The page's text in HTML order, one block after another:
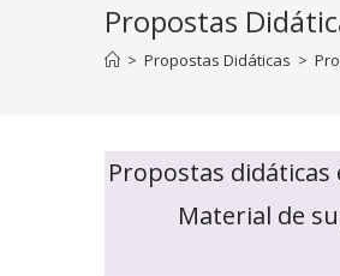
Propostas
> Propostas Didáticas >
Propostas didáticas
Material de